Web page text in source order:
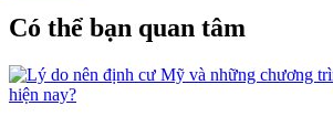
Có thể bạn quan tâm